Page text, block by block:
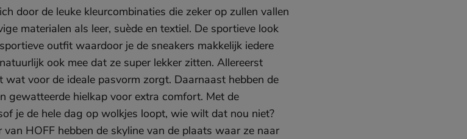
door de leuke kleurcombinaties die zeker op zullen vallen
materialen als leer, suède en textiel. De sportieve look
outfit waardoor je de sneakers makkelijk iedere
ook mee dat ze super lekker zitten. Allereerst
voor de ideale pasvorm zorgt. Daarnaast hebben de
gewatteerde hielkap voor extra comfort. Met de
je de hele dag op wolkjes loopt, wie wilt dat nou niet?
van HOFF hebben de skyline van de plaats waar ze naar